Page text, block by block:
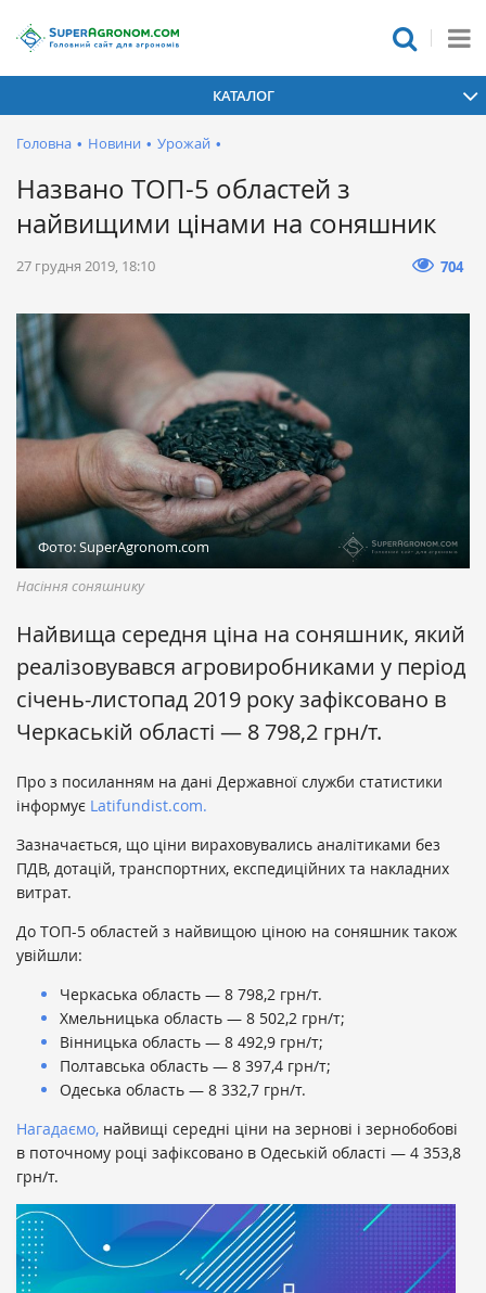
КАТАЛОГ
Головна • Новини • Урожай •
Названо ТОП-5 областей з
найвищими цінами на соняшник
27 грудня 2019, 18:10 704
Фото: SuperAgronom.com
Насіння соняшнику
Найвища середня ціна на соняшник, який
реалізовувався агровиробниками у період
січень-листопад 2019 року зафіксовано в
Черкаській області — 8 798,2 грн/т.
Про з посиланням на дані Державної служби статистики
інформує Latifundist.com.
Зазначається, що ціни вираховувались аналітиками без
ПДВ, дотацій, транспортних, експедиційних та накладних
витрат.
До ТОП-5 областей з найвищою ціною на соняшник також
увійшли:
Черкаська область — 8 798,2 грн/т.
Хмельницька область — 8 502,2 грн/т;
Вінницька область — 8 492,9 грн/т;
Полтавська область — 8 397,4 грн/т;
Одеська область — 8 332,7 грн/т.
Нагадаємо, найвищі середні ціни на зернові і зернобобові
в поточному році зафіксовано в Одеській області — 4 353,8
грн/т.